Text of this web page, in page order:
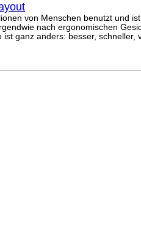
von Menschen benutzt und
nach ergonomischen
ganz anders: besser,